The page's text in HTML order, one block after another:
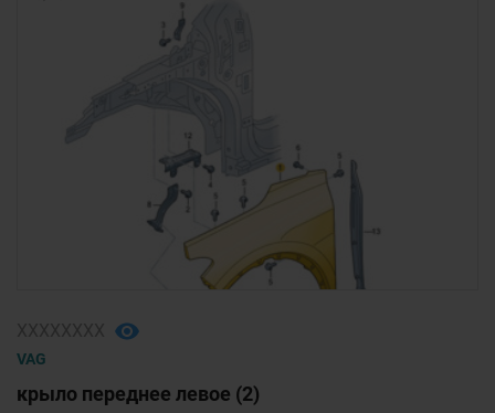
VAG
крыло переднее левое (2)